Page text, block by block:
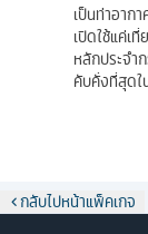
เป็นท่าอาก
เปิดใช้แค่เ
หลักประจำ
คับคั่งที่สุดใ
กลับไปหน้าแพ็คเกจ